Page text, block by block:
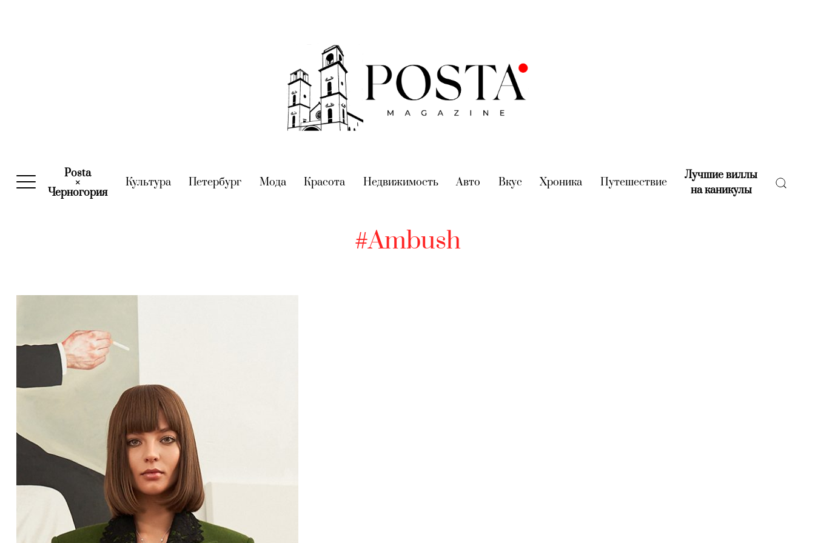
Posta
×
Черногория(current)
Культура(current)
Петербург (current)
Мода(current)
Красота (current)
Недвижимость(current)
Авто (current)
Вкус (current)
Хроника (current)
Путешествие(current)
Лучшие виллы
на каникулы(current)
#Ambush